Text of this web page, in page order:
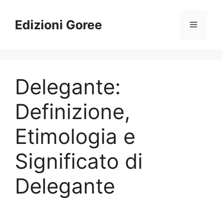
contenuto
Edizioni Goree Menu
Delegante:
Definizione,
Etimologia e
Significato di
Delegante